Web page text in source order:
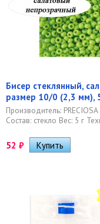
Бисер стеклянный,
размер 10/0 (2,3 мм),
Производитель:
Состав: стекло Вес: 5 г
52 ₽